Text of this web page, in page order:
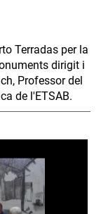
Terradas per la
dirigit i
Professor del
de l'ETSAB.